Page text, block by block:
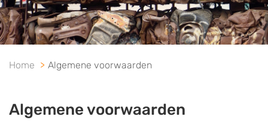
Home Algemene voorwaarden
Algemene voorwaarden